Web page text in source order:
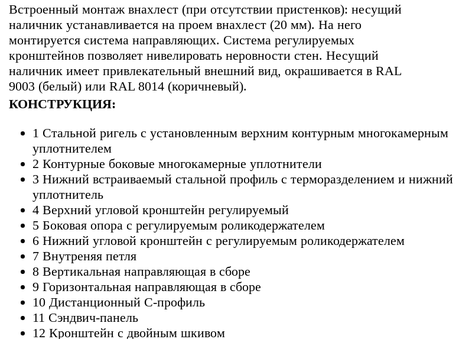
Встроенный монтаж внахлест (при отсутствии пристенков): несущий
наличник устанавливается на проем внахлест (20 мм). На него
монтируется система направляющих. Система регулируемых
кронштейнов позволяет нивелировать неровности стен. Несущий
наличник имеет привлекательный внешний вид, окрашивается в RAL
9003 (белый) или RAL 8014 (коричневый).
КОНСТРУКЦИЯ:
1 Стальной ригель с установленным верхним контурным многокамерным
уплотнителем
2 Контурные боковые многокамерные уплотнители
3 Нижний встраиваемый стальной профиль с терморазделением и нижний
уплотнитель
4 Верхний угловой кронштейн регулируемый
5 Боковая опора с регулируемым роликодержателем
6 Нижний угловой кронштейн с регулируемым роликодержателем
7 Внутреняя петля
8 Вертикальная направляющая в сборе
9 Горизонтальная направляющая в сборе
10 Дистанционный С-профиль
11 Сэндвич-панель
12 Кронштейн с двойным шкивом